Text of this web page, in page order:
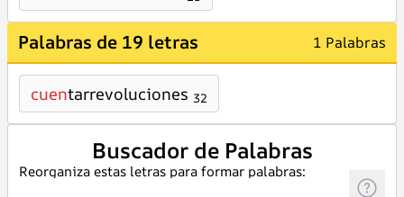
Palabras de 19 letras 1 Palabras
cuentarrevoluciones 32
Buscador de Palabras
Reorganiza estas letras para formar palabras: